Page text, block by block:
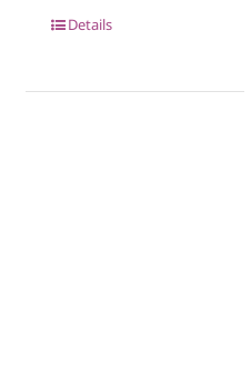
Details